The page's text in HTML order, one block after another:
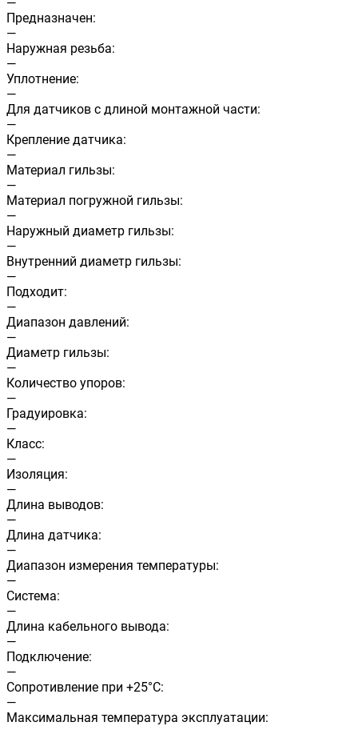
Предназначен:
—
Наружная резьба:
—
Уплотнение:
—
Для датчиков с длиной монтажной части:
—
Крепление датчика:
—
Материал гильзы:
—
Материал погружной гильзы:
—
Наружный диаметр гильзы:
—
Внутренний диаметр гильзы:
—
Подходит:
—
Диапазон давлений:
—
Диаметр гильзы:
—
Количество упоров:
—
Градуировка:
—
Класс:
—
Изоляция:
—
Длина выводов:
—
Длина датчика:
—
Диапазон измерения температуры:
—
Система:
—
Длина кабельного вывода:
—
Подключение:
—
Сопротивление при +25°С:
—
Максимальная температура эксплуатации: